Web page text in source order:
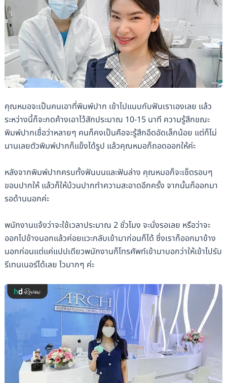
คุณหมอจะเป็นคนเอาที่พิมพ์ปาก เข้าไปแนบกับฟันเราเองเลย แล้ว
ระหว่างนี้ก็จะกดค้างเอาไว้สักประมาณ 10-15 นาที ความรู้สึกขณะ
พิมพ์ปากเชื่อว่าหลายๆ คนก็คงเป็นคือจะรู้สึกอึดอัดเล็กน้อย แต่ก็ไม่
นานเลยตัวพิมพ์ปากก็แข็งได้รูป แล้วคุณหมอก็ถอดออกให้ค่ะ
หลังจากพิมพ์ปากครบทั้งฟันบนและฟันล่าง คุณหมอก็จะเช็ดรอบๆ
ขอบปากให้ แล้วก็ให้บ้วนปากทำความสะอาดอีกครั้ง จากนั้นก็ออกมา
รอด้านนอกค่ะ
พนักงานแจ้งว่าจะใช้เวลาประมาณ 2 ชั่วโมง จะนั่งรอเลย หรือว่าจะ
ออกไปข้างนอกแล้วค่อยแวะกลับเข้ามาก่อนก็ได้ ซึ่งเราก็ออกมาข้าง
นอกก่อนแต่แค่แปปเดียวพนักงานก็โทรศัพท์เข้ามาบอกว่าให้เข้าไปรับ
รีเทนเนอร์ได้เลย ไวมากๆ ค่ะ